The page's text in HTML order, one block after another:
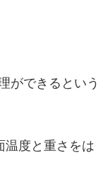
ができるという
温度と重さをは